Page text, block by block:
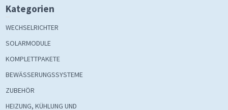
Kategorien
WECHSELRICHTER
SOLARMODULE
KOMPLETTPAKETE
BEWÄSSERUNGSSYSTEME
ZUBEHÖR
HEIZUNG, KÜHLUNG UND